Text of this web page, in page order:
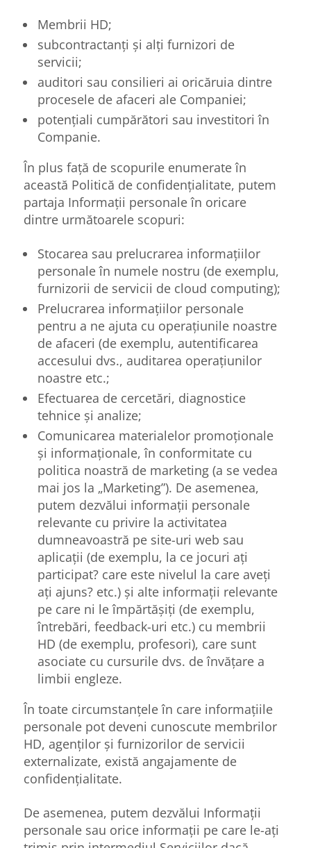
Membrii HD;
subcontractanți și alți furnizori de
servicii;
auditori sau consilieri ai oricăruia dintre
procesele de afaceri ale Companiei;
potențiali cumpărători sau investitori în
Companie.
În plus față de scopurile enumerate în
această Politică de confidențialitate, putem
partaja Informații personale în oricare
dintre următoarele scopuri:
Stocarea sau prelucrarea informațiilor
personale în numele nostru (de exemplu,
furnizorii de servicii de cloud computing);
Prelucrarea informațiilor personale
pentru a ne ajuta cu operațiunile noastre
de afaceri (de exemplu, autentificarea
accesului dvs., auditarea operațiunilor
noastre etc.;
Efectuarea de cercetări, diagnostice
tehnice și analize;
Comunicarea materialelor promoționale
și informaționale, în conformitate cu
politica noastră de marketing (a se vedea
mai jos la „Marketing”). De asemenea,
putem dezvălui informații personale
relevante cu privire la activitatea
dumneavoastră pe site-uri web sau
aplicații (de exemplu, la ce jocuri ați
participat? care este nivelul la care aveți
ați ajuns? etc.) și alte informații relevante
pe care ni le împărtășiți (de exemplu,
întrebări, feedback-uri etc.) cu membrii
HD (de exemplu, profesori), care sunt
asociate cu cursurile dvs. de învățare a
limbii engleze.
În toate circumstanțele în care informațiile
personale pot deveni cunoscute membrilor
HD, agenților și furnizorilor de servicii
externalizate, există angajamente de
confidențialitate.
De asemenea, putem dezvălui Informații
personale sau orice informații pe care le-ați